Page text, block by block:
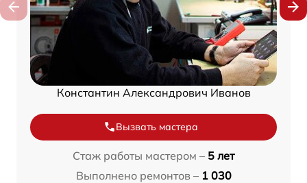
Константин Александрович Иванов
Вызвать мастера
Стаж работы мастером – 5 лет
Выполнено ремонтов – 1 030